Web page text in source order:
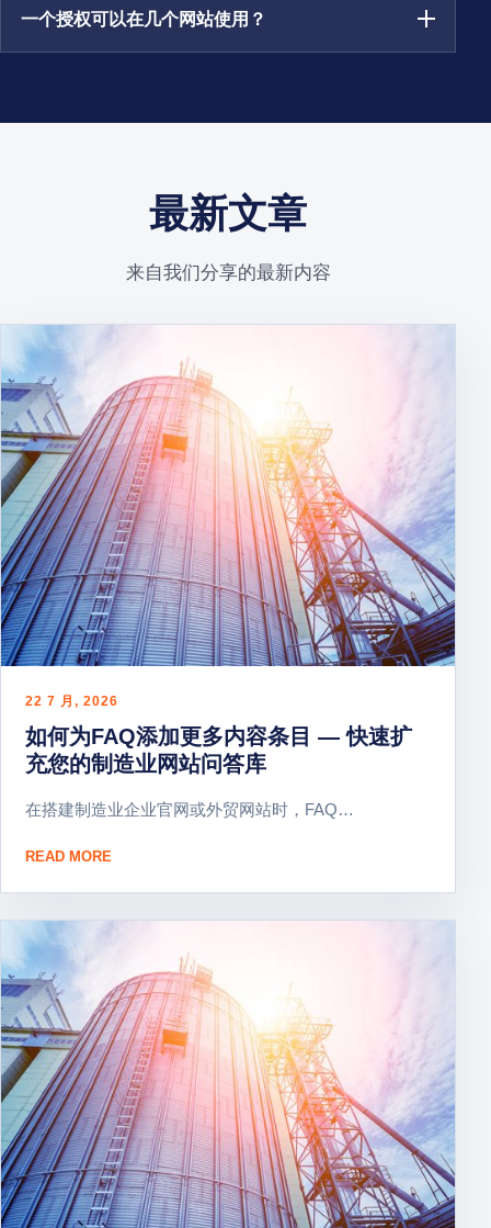
一个授权可以在几个网站使用？
最新文章
来自我们分享的最新内容
22 7 月, 2026
如何为FAQ添加更多内容条目 — 快速扩
充您的制造业网站问答库
在搭建制造业企业官网或外贸网站时，FAQ…
READ MORE